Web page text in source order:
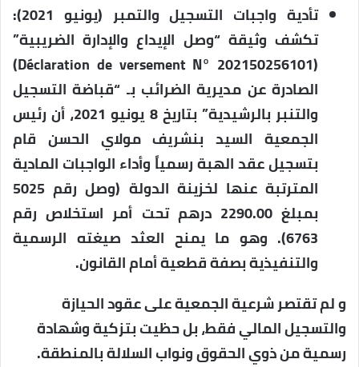
تأدية واجبات التسجيل والتمبر (يونيو 2021):
تكشف وثيقة “وصل الإيداع والإدارة الضريبية”
(Déclaration de versement N° 202150256101)
الصادرة عن مديرية الضرائب بـ “قباضة التسجيل
والتنبر بالرشيدية” بتاريخ 8 يونيو 2021، أن رئيس
الجمعية السيد بنشريف مولاي الحسن قام
بتسجيل عقد الهبة رسمياً وأداء الواجبات المادية
المترتبة عنها لخزينة الدولة (وصل رقم 5025
بمبلغ 2290.00 درهم تحت أمر استخلاص رقم
6763). وهو ما يمنح العثد صيغته الرسمية
والتنفيذية بصفة قطعية أمام القانون.
و لم تقتصر شرعية الجمعية على عقود الحيازة
والتسجيل المالي فقط، بل حظيت بتزكية وشهادة
رسمية من ذوي الحقوق ونواب السلالة بالمنطقة.